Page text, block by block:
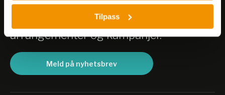
Tilpass
Meld deg på vårt nyhetsbrev!
Få informasjon om produkter,
arrangementer og kampanjer.
Meld på nyhetsbrev